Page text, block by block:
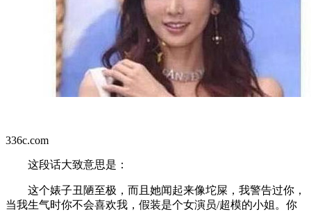
336c.com
这段话大致意思是：
这个婊子丑陋至极，而且她闻起来像坨屎，我警告过你，
当我生气时你不会喜欢我，假装是个女演员/超模的小姐。你